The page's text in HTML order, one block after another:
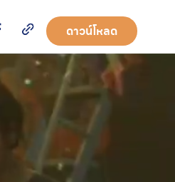
ดาวน์โหลด